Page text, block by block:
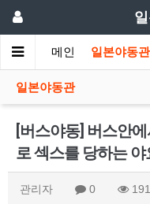
메인 일본야동관
일본야동관
[버스야동] 버스안
로 섹스를 당하는 야
관리자 0